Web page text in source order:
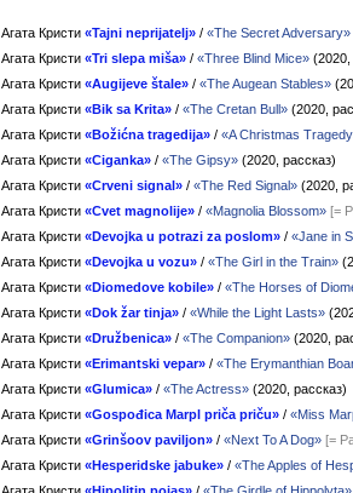
Агата Кристи «Tajni neprijatelj» / «The Secret Adversary»
Агата Кристи «Tri slepa miša» / «Three Blind Mice» (2020,
Агата Кристи «Augijeve štale» / «The Augean Stables»
Агата Кристи «Bik sa Krita» / «The Cretan Bull» (2020,
Агата Кристи «Božićna tragedija» / «A Christmas
Агата Кристи «Ciganka» / «The Gipsy» (2020, рассказ)
Агата Кристи «Crveni signal» / «The Red Signal» (2020,
Агата Кристи «Cvet magnolije» / «Magnolia Blossom» [=
Агата Кристи «Devojka u potrazi za poslom» / «Jane in
Агата Кристи «Devojka u vozu» / «The Girl in the Train»
Агата Кристи «Diomedove kobile» / «The Horses of
Агата Кристи «Dok žar tinja» / «While the Light Lasts»
Агата Кристи «Družbenica» / «The Companion» (2020,
Агата Кристи «Erimantski vepar» / «The Erymanthian
Агата Кристи «Glumica» / «The Actress» (2020, рассказ)
Агата Кристи «Gospođica Marpl priča priču» / «Miss
Агата Кристи «Grinšoov paviljon» / «Next To A Dog» [=
Агата Кристи «Hesperidske jabuke» / «The Apples of